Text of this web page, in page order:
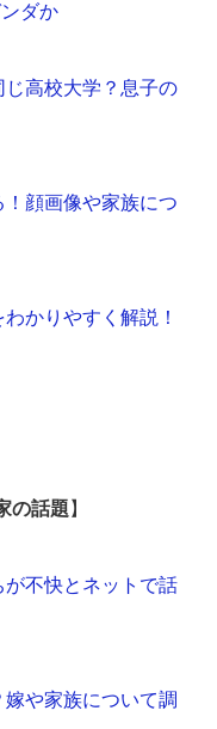
ダか
高校大学？息子の
顔画像や家族につ
かりやすく解説！
の話題 】
が不快とネットで話
嫁や家族について調